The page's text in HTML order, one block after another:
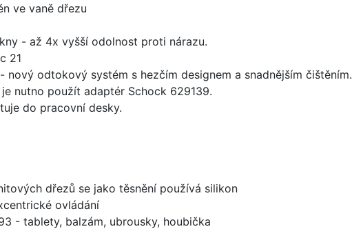
ve vaně dřezu
- až 4x vyšší odolnost proti nárazu.
21
nový odtokový systém s hezčím designem a snadnějším čištěním.
nutno použít adaptér Schock 629139.
do pracovní desky.
dřezů se jako těsnění používá silikon
ovládání
- tablety, balzám, ubrousky, houbička